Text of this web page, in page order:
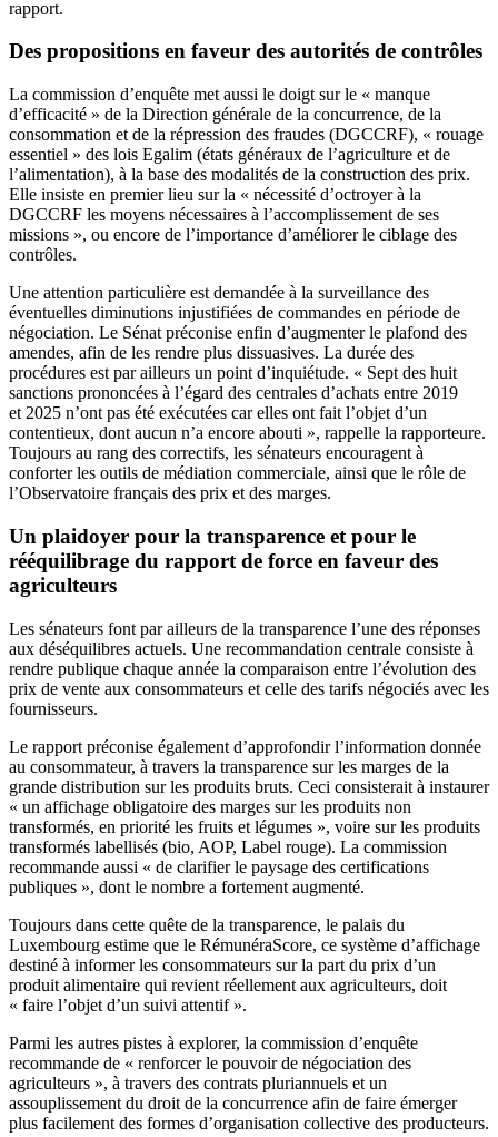
rapport.
Des propositions en faveur des autorités de contrôles
La commission d’enquête met aussi le doigt sur le « manque
d’efficacité » de la Direction générale de la concurrence, de la
consommation et de la répression des fraudes (DGCCRF), « rouage
essentiel » des lois Egalim (états généraux de l’agriculture et de
l’alimentation), à la base des modalités de la construction des prix.
Elle insiste en premier lieu sur la « nécessité d’octroyer à la
DGCCRF les moyens nécessaires à l’accomplissement de ses
missions », ou encore de l’importance d’améliorer le ciblage des
contrôles.
Une attention particulière est demandée à la surveillance des
éventuelles diminutions injustifiées de commandes en période de
négociation. Le Sénat préconise enfin d’augmenter le plafond des
amendes, afin de les rendre plus dissuasives. La durée des
procédures est par ailleurs un point d’inquiétude. « Sept des huit
sanctions prononcées à l’égard des centrales d’achats entre 2019
et 2025 n’ont pas été exécutées car elles ont fait l’objet d’un
contentieux, dont aucun n’a encore abouti », rappelle la rapporteure.
Toujours au rang des correctifs, les sénateurs encouragent à
conforter les outils de médiation commerciale, ainsi que le rôle de
l’Observatoire français des prix et des marges.
Un plaidoyer pour la transparence et pour le
rééquilibrage du rapport de force en faveur des
agriculteurs
Les sénateurs font par ailleurs de la transparence l’une des réponses
aux déséquilibres actuels. Une recommandation centrale consiste à
rendre publique chaque année la comparaison entre l’évolution des
prix de vente aux consommateurs et celle des tarifs négociés avec les
fournisseurs.
Le rapport préconise également d’approfondir l’information donnée
au consommateur, à travers la transparence sur les marges de la
grande distribution sur les produits bruts. Ceci consisterait à instaurer
« un affichage obligatoire des marges sur les produits non
transformés, en priorité les fruits et légumes », voire sur les produits
transformés labellisés (bio, AOP, Label rouge). La commission
recommande aussi « de clarifier le paysage des certifications
publiques », dont le nombre a fortement augmenté.
Toujours dans cette quête de la transparence, le palais du
Luxembourg estime que le RémunéraScore, ce système d’affichage
destiné à informer les consommateurs sur la part du prix d’un
produit alimentaire qui revient réellement aux agriculteurs, doit
« faire l’objet d’un suivi attentif ».
Parmi les autres pistes à explorer, la commission d’enquête
recommande de « renforcer le pouvoir de négociation des
agriculteurs », à travers des contrats pluriannuels et un
assouplissement du droit de la concurrence afin de faire émerger
plus facilement des formes d’organisation collective des producteurs.